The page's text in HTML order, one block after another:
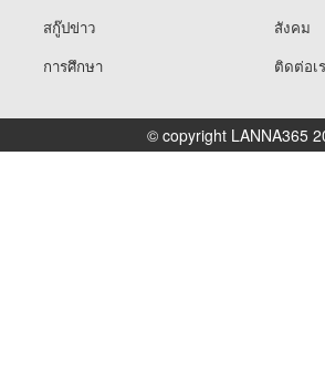
สกู๊ปข่าว
สังคม
การศึกษา
ติดต่อเ
© copyright LANNA365